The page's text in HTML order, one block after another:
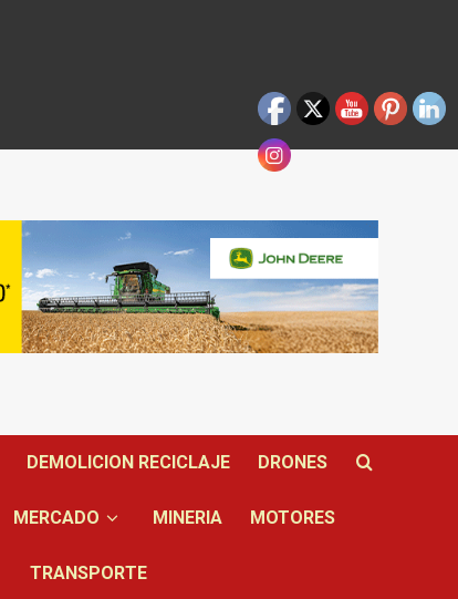
DEMOLICION RECICLAJE DRONES
MERCADO MINERIA MOTORES
TRANSPORTE